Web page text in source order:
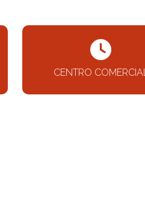
CENTRO COMERCIAL